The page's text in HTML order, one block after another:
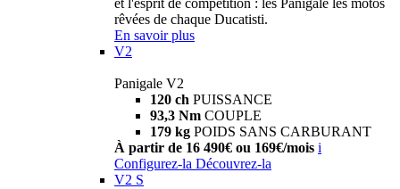
et l'esprit de compétition : les Panigale les motos
rêvées de chaque Ducatisti.
En savoir plus
V2
Panigale V2
120 ch PUISSANCE
93,3 Nm COUPLE
179 kg POIDS SANS CARBURANT
À partir de 16 490€ ou 169€/mois i
Configurez-la Découvrez-la
V2 S